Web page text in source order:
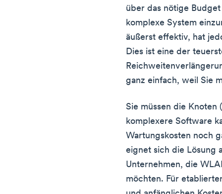
über das nötige
komplexe System
äußerst effektiv, hat
Dies ist eine der
ganz einfach, weil Sie
Sie müssen die
komplexere Software
Wartungskosten noch
eignet sich die Lösung
Unternehmen, die
möchten. Für